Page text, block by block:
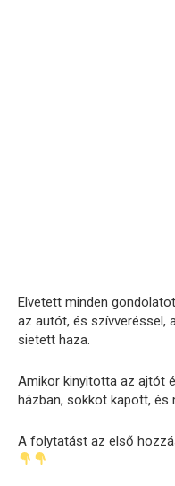
Elvetett minden
az autót, és szívveréssel,
sietett haza.
Amikor kinyitotta az ajtót
házban, sokkot kapott, és
A folytatást az első